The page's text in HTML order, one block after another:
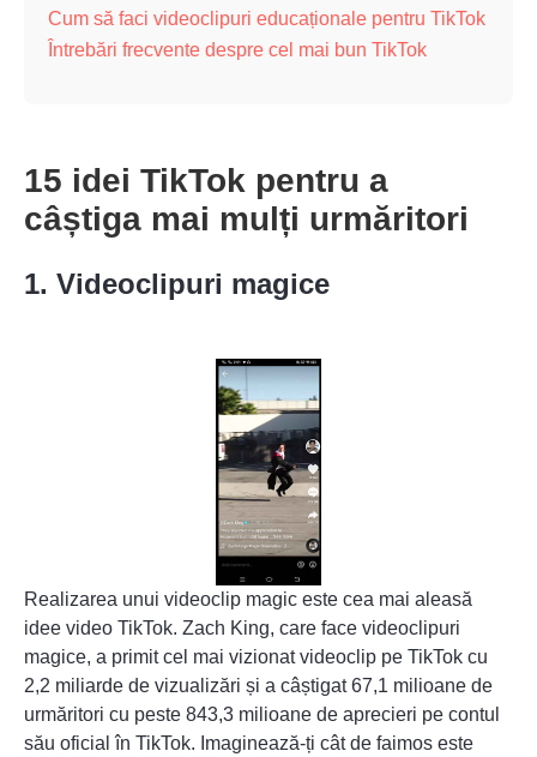
Cum să faci videoclipuri educaționale pentru TikTok
Întrebări frecvente despre cel mai bun TikTok
15 idei TikTok pentru a
câștiga mai mulți urmăritori
1. Videoclipuri magice
Realizarea unui videoclip magic este cea mai aleasă
idee video TikTok. Zach King, care face videoclipuri
magice, a primitcel mai vizionat videoclip pe TikTok cu
2,2 miliarde de vizualizări și a câștigat 67,1 milioane de
urmăritori cu peste 843,3 milioane de aprecieri pe contul
său oficial în TikTok. Imaginează-ți cât de faimos este